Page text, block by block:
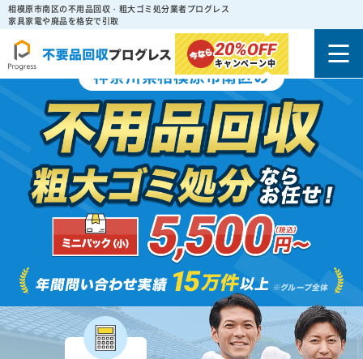
相模原市南区の不用品回収・粗大ゴミ処分業者プログレス
家具家電や廃品を格安で引取
20%OFF
キャンペーン中
神奈川県相模原市南区の